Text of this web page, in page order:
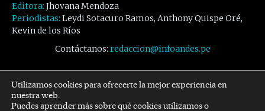
Editora: Jhovana Mendoza
Periodistas: Leydi Sotacuro Ramos, Anthony Quispe Oré,
Kevin de los Ríos
Contáctanos: redaccion@infoandes.pe
Síguenos
Facebook Twitter Youtube
Utilizamos cookies para ofrecerte la mejor experiencia en
nuestra web.
Puedes aprender más sobre qué cookies utilizamos o